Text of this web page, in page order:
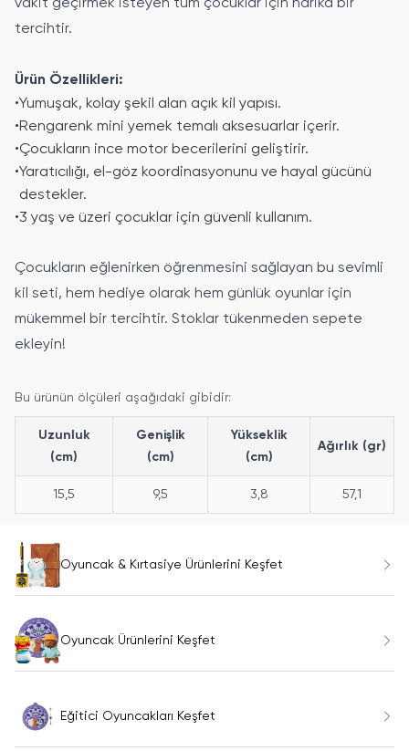
vakit geçirmek isteyen tüm çocuklar için harika bir
tercihtir.
Ürün Özellikleri:
•Yumuşak, kolay şekil alan açık kil yapısı.
•Rengarenk mini yemek temalı aksesuarlar içerir.
•Çocukların ince motor becerilerini geliştirir.
•Yaratıcılığı, el-göz koordinasyonunu ve hayal gücünü
destekler.
•3 yaş ve üzeri çocuklar için güvenli kullanım.
Çocukların eğlenirken öğrenmesini sağlayan bu sevimli
kil seti, hem hediye olarak hem günlük oyunlar için
mükemmel bir tercihtir. Stoklar tükenmeden sepete
ekleyin!
Bu ürünün ölçüleri aşağıdaki gibidir:
Uzunluk
(cm)
Genişlik
(cm)
Yükseklik
(cm)
Ağırlık (gr)
15,5 9,5 3,8 57,1
Oyuncak & Kırtasiye Ürünlerini Keşfet
Oyuncak Ürünlerini Keşfet
Eğitici Oyuncakları Keşfet